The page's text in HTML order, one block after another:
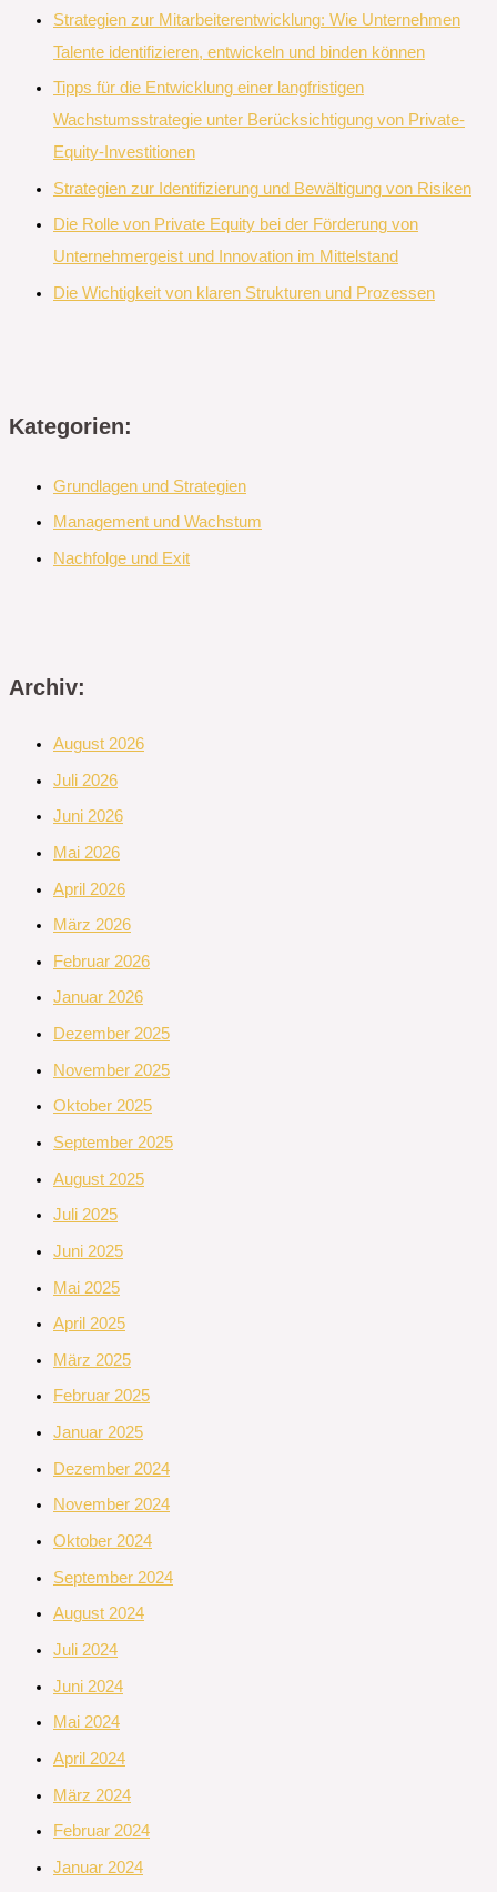
Strategien zur Mitarbeiterentwicklung: Wie Unternehmen
Talente identifizieren, entwickeln und binden können
Tipps für die Entwicklung einer langfristigen
Wachstumsstrategie unter Berücksichtigung von Private-
Equity-Investitionen
Strategien zur Identifizierung und Bewältigung von Risiken
Die Rolle von Private Equity bei der Förderung von
Unternehmergeist und Innovation im Mittelstand
Die Wichtigkeit von klaren Strukturen und Prozessen
Kategorien:
Grundlagen und Strategien
Management und Wachstum
Nachfolge und Exit
Archiv:
August 2026
Juli 2026
Juni 2026
Mai 2026
April 2026
März 2026
Februar 2026
Januar 2026
Dezember 2025
November 2025
Oktober 2025
September 2025
August 2025
Juli 2025
Juni 2025
Mai 2025
April 2025
März 2025
Februar 2025
Januar 2025
Dezember 2024
November 2024
Oktober 2024
September 2024
August 2024
Juli 2024
Juni 2024
Mai 2024
April 2024
März 2024
Februar 2024
Januar 2024